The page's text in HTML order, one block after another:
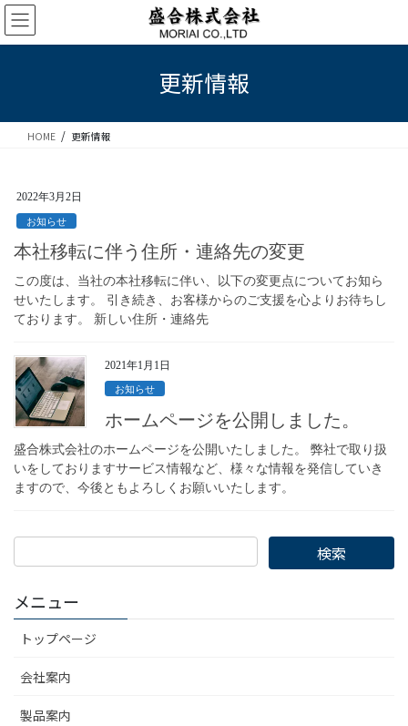
コ
ン
テ
ス
ナ
ビ
ゲ
ン
更新情報
HOME 更新情報
2022年3月2日
お知らせ
本社移転に伴う住所・連絡先の変更
この度は、当社の本社移転に伴い、以下の変更点についてお知ら
せいたします。 引き続き、お客様からのご支援を心よりお待ちし
ております。 新しい住所・連絡先
2021年1月1日
お知らせ
ホームページを公開しました。
盛合株式会社のホームページを公開いたしました。 弊社で取り扱
いをしておりますサービス情報など、様々な情報を発信していき
ますので、今後ともよろしくお願いいたします。
メニュー
トップページ
会社案内
製品案内